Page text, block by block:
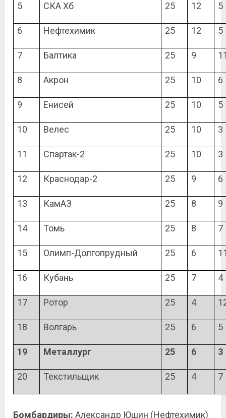
5 СКА Хб 25 12 5
6 Нефтехимик 25 12 5
7 Балтика 25 9
8 Акрон 25 10 6
9 Енисей 25 10 5
10 Велес 25 10 3
11 Спартак-2 25 10 3
12 Краснодар-2 25 9 6
13 КамАЗ 25 8 9
14 Томь 25 8 7
15 Олимп-Долгопрудный 25 6
16 Кубань 25 7 4
17 Ротор 25 4
18 Волгарь 25 6 5
19 Металлург 25 6 3
20 Текстильщик 25 4 7
Бомбардиры: Александр Юшин (Нефтехимик)